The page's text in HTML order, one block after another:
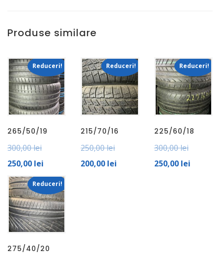
Produse similare
Reduceri!
265/50/19
300,00lei
250,00 lei
Reduceri!
215/70/16
250,00lei
200,00 lei
Reduceri!
225/60/18
300,00lei
250,00 lei
Reduceri!
275/40/20